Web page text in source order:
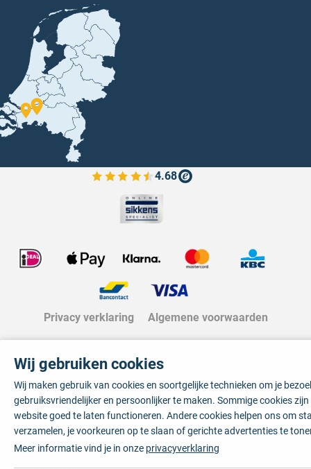
4.68
Bekijk de verfplaza beoordelingen
Privacy verklaring Algemene voorwaarden
Wij gebruiken cookies
Wij maken gebruik van cookies en soortgelijke technieken om je
gebruiksvriendelijker en persoonlijker te maken. Sommige cookies
website goed te laten functioneren. Andere cookies helpen ons om
verzamelen, je voorkeuren op te slaan of gerichte advertenties te
Meer informatie vind je in onze privacyverklaring